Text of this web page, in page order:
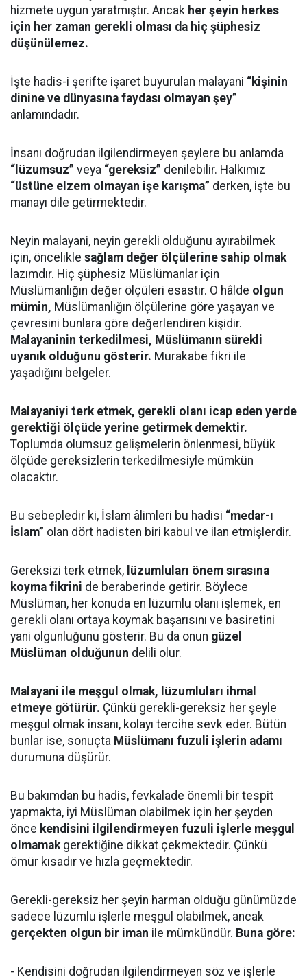
hizmete uygun yaratmıştır. Ancak her şeyin herkes
için her zaman gerekli olması da hiç şüphesiz
düşünülemez.
İşte hadis-i şerifte işaret buyurulan malayani “kişinin
dinine ve dünyasına faydası olmayan şey”
anlamındadır.
İnsanı doğrudan ilgilendirmeyen şeylere bu anlamda
“lüzumsuz” veya “gereksiz” denilebilir. Halkımız
“üstüne elzem olmayan işe karışma” derken, işte bu
manayı dile getirmektedir.
Neyin malayani, neyin gerekli olduğunu ayırabilmek
için, öncelikle sağlam değer ölçülerine sahip olmak
lazımdır. Hiç şüphesiz Müslümanlar için
Müslümanlığın değer ölçüleri esastır. O hâlde olgun
mümin, Müslümanlığın ölçülerine göre yaşayan ve
çevresini bunlara göre değerlendiren kişidir.
Malayaninin terkedilmesi, Müslümanın sürekli
uyanık olduğunu gösterir. Murakabe fikri ile
yaşadığını belgeler.
Malayaniyi terk etmek, gerekli olanı icap eden yerde
gerektiği ölçüde yerine getirmek demektir.
Toplumda olumsuz gelişmelerin önlenmesi, büyük
ölçüde gereksizlerin terkedilmesiyle mümkün
olacaktır.
Bu sebepledir ki, İslam âlimleri bu hadisi “medar-ı
İslam” olan dört hadisten biri kabul ve ilan etmişlerdir.
Gereksizi terk etmek, lüzumluları önem sırasına
koyma fikrini de beraberinde getirir. Böylece
Müslüman, her konuda en lüzumlu olanı işlemek, en
gerekli olanı ortaya koymak başarısını ve basiretini
yani olgunluğunu gösterir. Bu da onun güzel
Müslüman olduğunun delili olur.
Malayani ile meşgul olmak, lüzumluları ihmal
etmeye götürür. Çünkü gerekli-gereksiz her şeyle
meşgul olmak insanı, kolayı tercihe sevk eder. Bütün
bunlar ise, sonuçta Müslümanı fuzuli işlerin adamı
durumuna düşürür.
Bu bakımdan bu hadis, fevkalade önemli bir tespit
yapmakta, iyi Müslüman olabilmek için her şeyden
önce kendisini ilgilendirmeyen fuzuli işlerle meşgul
olmamakgerektiğine dikkat çekmektedir. Çünkü
ömür kısadır ve hızla geçmektedir.
Gerekli-gereksiz her şeyin harman olduğu günümüzde
sadece lüzumlu işlerle meşgul olabilmek, ancak
gerçekten olgun bir iman ile mümkündür. Buna göre:
- Kendisini doğrudan ilgilendirmeyen söz ve işlerle